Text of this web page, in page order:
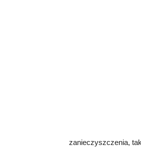
zanieczyszczenia,